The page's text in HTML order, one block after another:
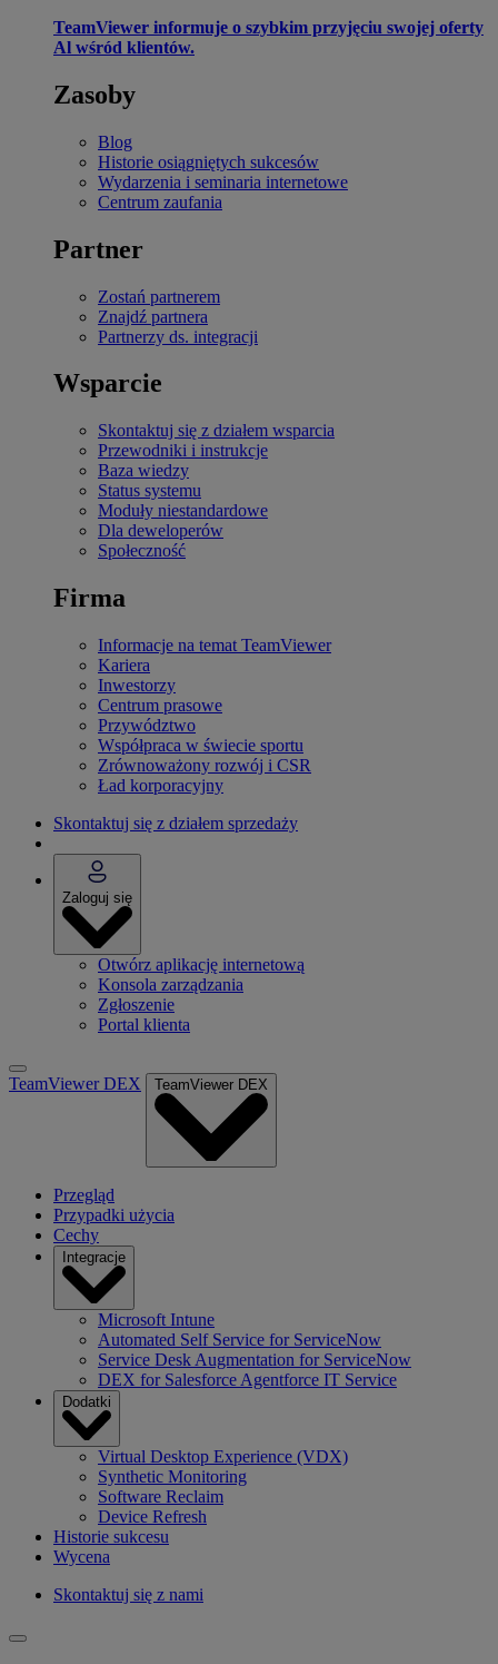
TeamViewer informuje o szybkim przyjęciu swojej oferty
Al wśród klientów.
Zasoby
Blog
Historie osiągniętych sukcesów
Wydarzenia i seminaria internetowe
Centrum zaufania
Partner
Zostań partnerem
Znajdź partnera
Partnerzy ds. integracji
Wsparcie
Skontaktuj się z działem wsparcia
Przewodniki i instrukcje
Baza wiedzy
Status systemu
Moduły niestandardowe
Dla deweloperów
Społeczność
Firma
Informacje na temat TeamViewer
Kariera
Inwestorzy
Centrum prasowe
Przywództwo
Współpraca w świecie sportu
Zrównoważony rozwój i CSR
Ład korporacyjny
Skontaktuj się z działem sprzedaży
Zaloguj się
Otwórz aplikację internetową
Konsola zarządzania
Zgłoszenie
Portal klienta
TeamViewer DEX TeamViewer DEX
Przegląd
Przypadki użycia
Cechy
Integracje
Microsoft Intune
Automated Self Service for ServiceNow
Service Desk Augmentation for ServiceNow
DEX for Salesforce Agentforce IT Service
Dodatki
Virtual Desktop Experience (VDX)
Synthetic Monitoring
Software Reclaim
Device Refresh
Historie sukcesu
Wycena
Skontaktuj się z nami